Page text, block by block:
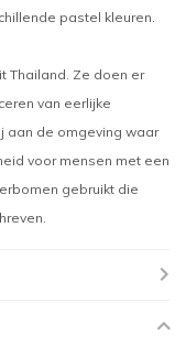
pastel kleuren.
Thailand. Ze doen er
van eerlijke
aan de omgeving waar
voor mensen met een
gebruikt die